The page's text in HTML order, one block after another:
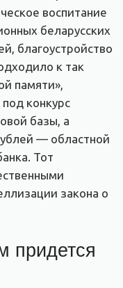
воспитание
беларусских
благоустройство
к так
памяти»,
конкурс
базы, а
— областной
Тот
закона о
придется